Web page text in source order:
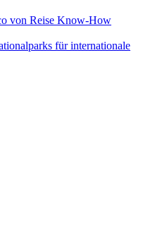
von Reise Know-How
für internationale